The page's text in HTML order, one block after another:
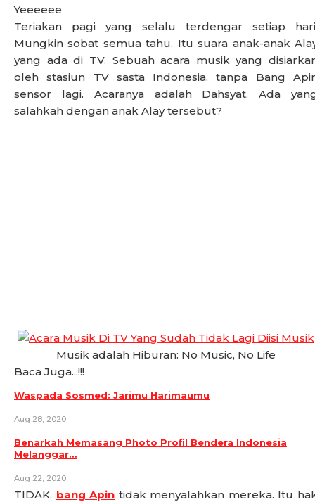
Yeeeeee
Teriakan pagi yang selalu terdengar setiap
Mungkin sobat semua tahu. Itu suara anak-anak
yang ada di TV. Sebuah acara musik yang
oleh stasiun TV sasta Indonesia. tanpa Bang
sensor lagi. Acaranya adalah Dahsyat. Ada
salahkah dengan anak Alay tersebut?
Musik adalah Hiburan: No Music, No Life
Baca Juga...!!!
Waspada Sosmed: Jarimu Harimaumu
Aug 28, 2020
Benarkah Memasang Photo Profil Bendera Indonesia
Melanggar…
Aug 22, 2020
TIDAK. bang Apin tidak menyalahkan mereka. Itu